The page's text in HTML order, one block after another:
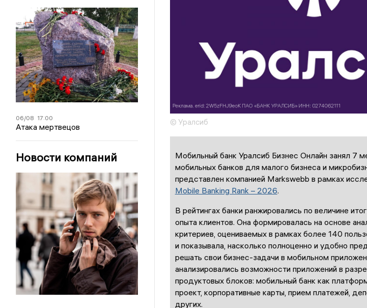
06/08 17:00
Атака мертвецов
Новости компаний
© Уралсиб
Мобильный банк Уралсиб Бизнес Онлайн занял 7
мобильных банков для малого бизнеса и
представлен компанией Markswebb в рамках
Mobile Banking Rank – 2026.
В рейтингах банки ранжировались по величине
опыта клиентов. Она формировалась на основе
критериев, оцениваемых в рамках более 140
и показывала, насколько полноценно и удобно
решать свои бизнес-задачи в мобильном
анализировались возможности приложений в
продуктовых блоков: мобильный банк как
проект, корпоративные карты, прием платежей,
других.